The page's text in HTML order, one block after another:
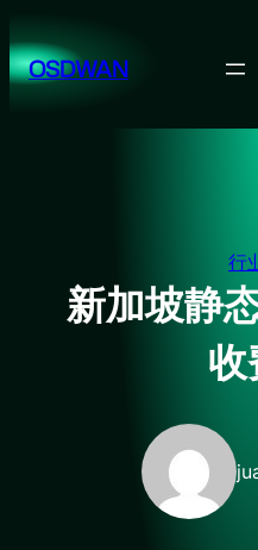
至
内OSDWAN
行
新加坡静
收